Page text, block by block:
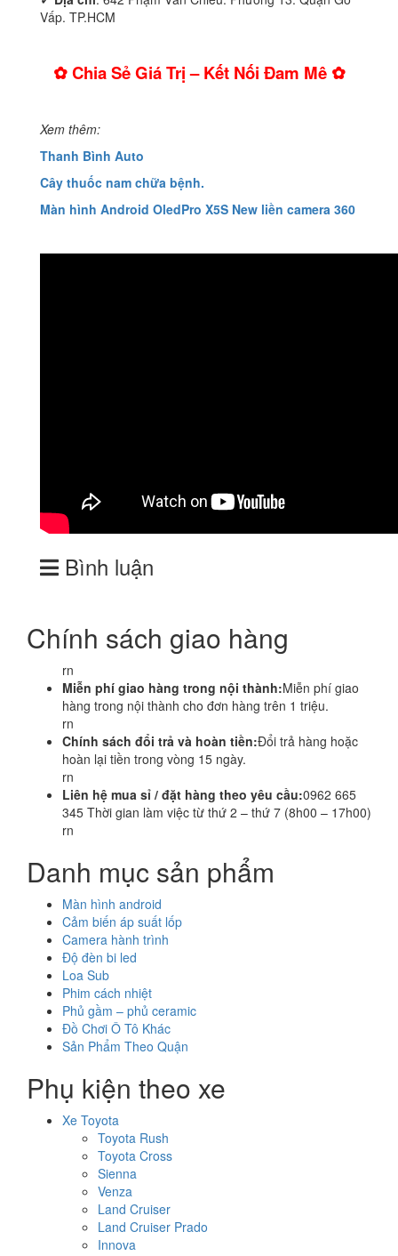
Vấp. TP.HCM
✿ Chia Sẻ Giá Trị – Kết Nối Đam Mê ✿
Xem thêm:
Thanh Bình Auto
Cây thuốc nam chữa bệnh.
Màn hình Android OledPro X5S New liền camera 360
Bình luận
Chính sách giao hàng
rn
Miễn phí giao hàng trong nội thành:Miễn phí giao
hàng trong nội thành cho đơn hàng trên 1 triệu.
rn
Chính sách đổi trả và hoàn tiền:Đổi trả hàng hoặc
hoàn lại tiền trong vòng 15 ngày.
rn
Liên hệ mua sỉ / đặt hàng theo yêu cầu:0962 665
345 Thời gian làm việc từ thứ 2 – thứ 7 (8h00 – 17h00)
rn
Danh mục sản phẩm
Màn hình android
Cảm biến áp suất lốp
Camera hành trình
Độ đèn bi led
Loa Sub
Phim cách nhiệt
Phủ gầm – phủ ceramic
Đồ Chơi Ô Tô Khác
Sản Phẩm Theo Quận
Phụ kiện theo xe
Xe Toyota
Toyota Rush
Toyota Cross
Sienna
Venza
Land Cruiser
Land Cruiser Prado
Innova